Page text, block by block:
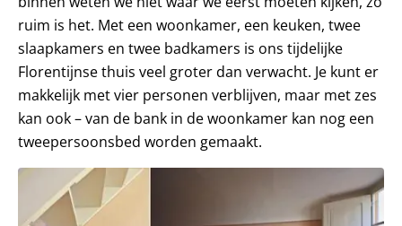
ruim is het. Met een woonkamer, een keuken, twee
slaapkamers en twee badkamers is ons tijdelijke
Florentijnse thuis veel groter dan verwacht. Je kunt er
makkelijk met vier personen verblijven, maar met zes
kan ook – van de bank in de woonkamer kan nog een
tweepersoonsbed worden gemaakt.